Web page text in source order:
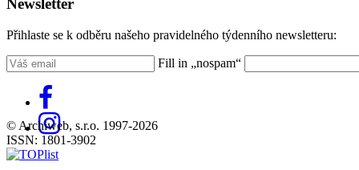
Newsletter
Přihlaste se k odběru našeho pravidelného týdenního newsletteru:
Fill in „nospam“
© Archiweb, s.r.o. 1997-2026
ISSN: 1801-3902